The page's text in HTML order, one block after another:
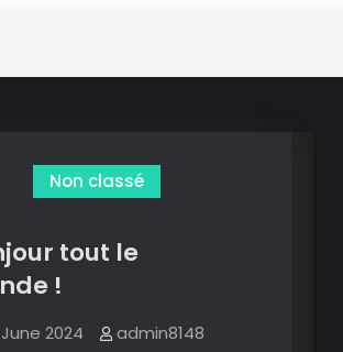
Non classé
tout le
!
2024 admin8148